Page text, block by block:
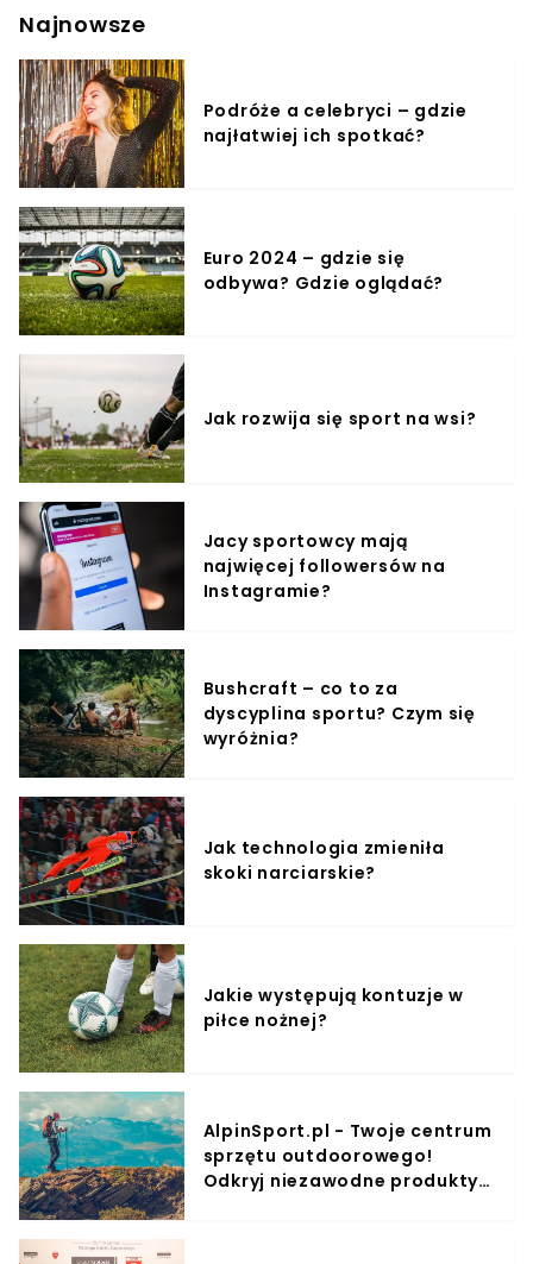
Tomasza Kuszczaka, Artura Boruca, Łukasza
Fabiańskiego, czy Wojciecha Szczęsnego.Latem do tej
grupy może dołączyć kolejny polski golkiper. Włoska "La
Gazzetta dello Sport" informuje, że latem może dojść do
dużych przetasowań na rynku transferowym, a w
centrum wszystkiego ma się znaleźć Bartłomiej
Drągowski, który znalazł się na celowniku Atalanty
Bergamo.
Najnowsze
Podróże a celebryci – gdzie
najłatwiej ich spotkać?
Euro 2024 – gdzie się
odbywa? Gdzie oglądać?
Jak rozwija się sport na wsi?
Jacy sportowcy mają
najwięcej followersów na
Instagramie?
Bushcraft – co to za
dyscyplina sportu? Czym się
wyróżnia?
Jak technologia zmieniła
skoki narciarskie?
Jakie występują kontuzje w
piłce nożnej?
AlpinSport.pl - Twoje centrum
sprzętu outdoorowego!
Odkryj niezawodne produkty i